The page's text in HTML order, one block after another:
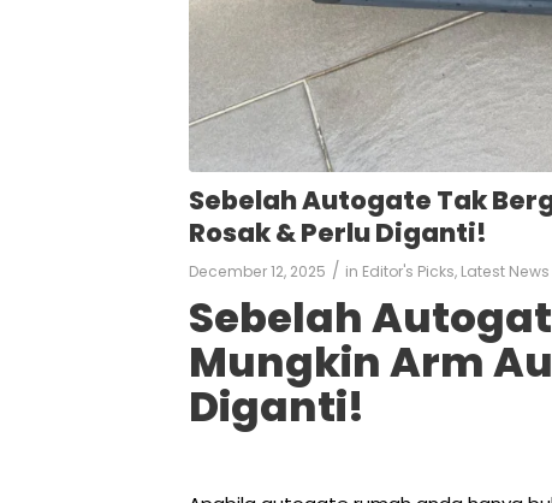
Sebelah Autogate Tak
Rosak & Perlu Diganti!
December 12, 2025 / in Editor's Picks, Latest News
Sebelah
Mungkin Arm
Diganti!